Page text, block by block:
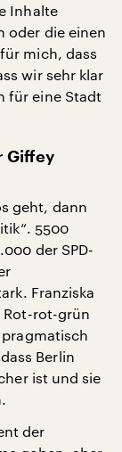
Inhalte
oder die einen
mich, dass
wir sehr klar
für eine Stadt
Giffey
geht, dann
5500
der SPD-
Franziska
Rot-rot-grün
Berlin
ist und sie
der